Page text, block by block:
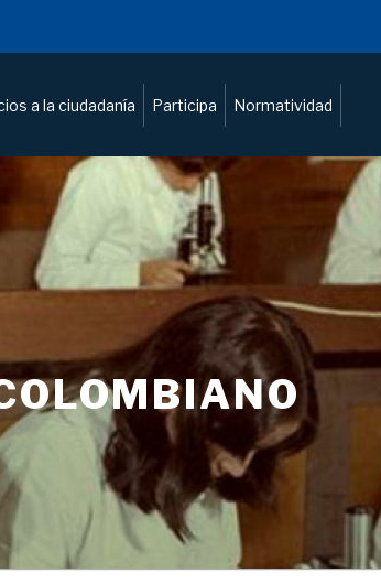
a la ciudadanía Participa Normatividad